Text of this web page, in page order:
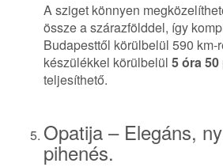
A sziget könnyen
össze a szárazfölddel, így
Budapesttől körülbelül 590 km-
készülékkel körülbelül 5 óra
teljesíthető.
Opatija – Elegáns,
pihenés.